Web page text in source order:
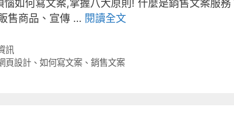
惱如何寫文案,掌握八大原則! 什麼是銷售文案服
售商品、宣傳 … 閱讀全文
訊
頁設計、 如何寫文案、 銷售文案